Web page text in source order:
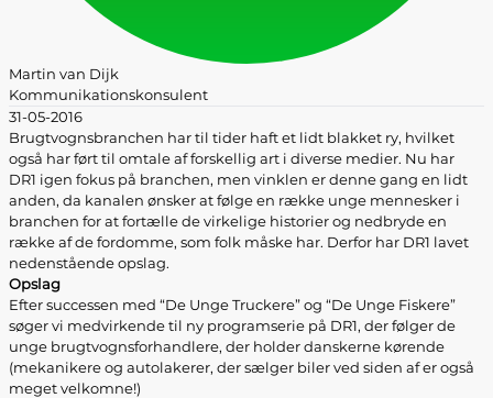
Martin van Dijk
Kommunikationskonsulent
31-05-2016
Brugtvognsbranchen har til tider haft et lidt blakket ry, hvilket
også har ført til omtale af forskellig art i diverse medier. Nu har
DR1 igen fokus på branchen, men vinklen er denne gang en lidt
anden, da kanalen ønsker at følge en række unge mennesker i
branchen for at fortælle de virkelige historier og nedbryde en
række af de fordomme, som folk måske har. Derfor har DR1 lavet
nedenstående opslag.
Opslag
Efter successen med “De Unge Truckere” og “De Unge Fiskere”
søger vi medvirkende til ny programserie på DR1, der følger de
unge brugtvognsforhandlere, der holder danskerne kørende
(mekanikere og autolakerer, der sælger biler ved siden af er også
meget velkomne!)